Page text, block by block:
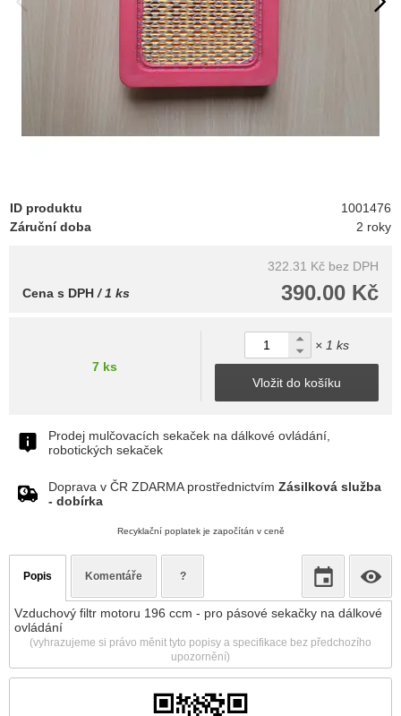
ID produktu
1001476
Záruční doba
2 roky
322.31 Kč bez DPH
390.00 Kč
Cena s DPH / 1 ks
7 ks
× 1 ks
Vložit do košíku
Prodej mulčovacích sekaček na dálkové ovládání,
robotických sekaček
Doprava v ČR ZDARMA prostřednictvím Zásilková služba
- dobírka
Recyklační poplatek je započítán v ceně
Popis Komentáře ?
Vzduchový filtr motoru 196 ccm - pro pásové sekačky na dálkové
ovládání
(vyhrazujeme si právo měnit tyto popisy a specifikace bez předchozího
upozornění)